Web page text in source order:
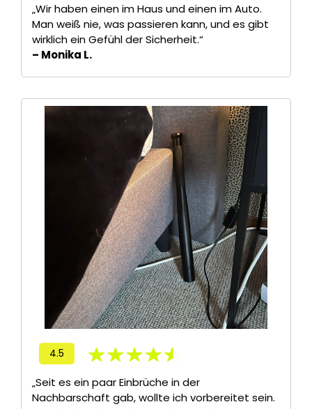
„Wir haben einen im Haus und einen im Auto.
Man weiß nie, was passieren kann, und es gibt
wirklich ein Gefühl der Sicherheit.“
– Monika L.
4.5
„Seit es ein paar Einbrüche in der
Nachbarschaft gab, wollte ich vorbereitet sein.